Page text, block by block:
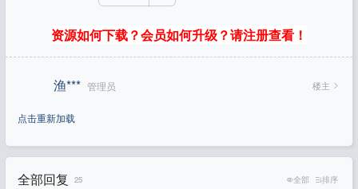
资源如何下载？会员如何升级？请注册查看！
渔*** 管理员 楼主
点击重新加载
全部回复 25 排序
全部